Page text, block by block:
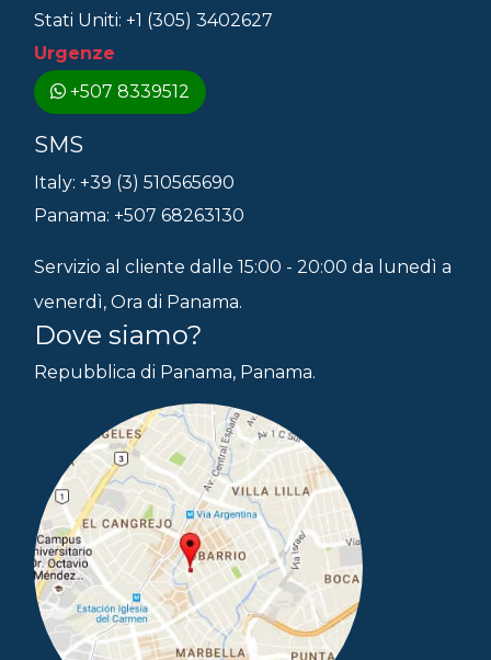
Stati Uniti: +1 (305) 3402627
Urgenze
+507 8339512
SMS
Italy: +39 (3) 510565690
Panama: +507 68263130
Servizio al cliente dalle 15:00 - 20:00 da lunedì a
venerdì, Ora di Panama.
Dove siamo?
Repubblica di Panama, Panama.